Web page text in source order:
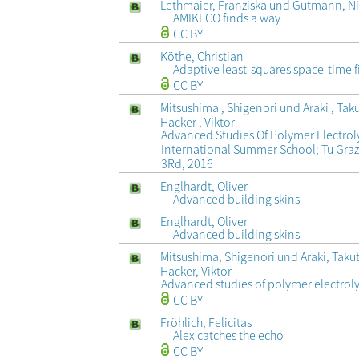
Lethmaier, Franziska und Gutmann,
AMIKECO finds a way
CC BY
Köthe, Christian
Adaptive least-squares space-
CC BY
Mitsushima , Shigenori und Araki ,
Hacker , Viktor
Advanced Studies Of Polymer
International Summer School; Tu
3Rd, 2016
Englhardt, Oliver
Advanced building skins
Englhardt, Oliver
Advanced building skins
Mitsushima, Shigenori und Araki,
Hacker, Viktor
Advanced studies of polymer
CC BY
Fröhlich, Felicitas
Alex catches the echo
CC BY